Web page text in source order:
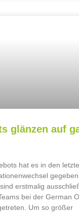
glänzen auf
hat es in den
erstmalig
bei der German
Um so größer